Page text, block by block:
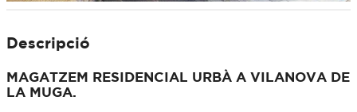
Descripció
MAGATZEM RESIDENCIAL URBÀ A VILANOVA DE
LA MUGA.